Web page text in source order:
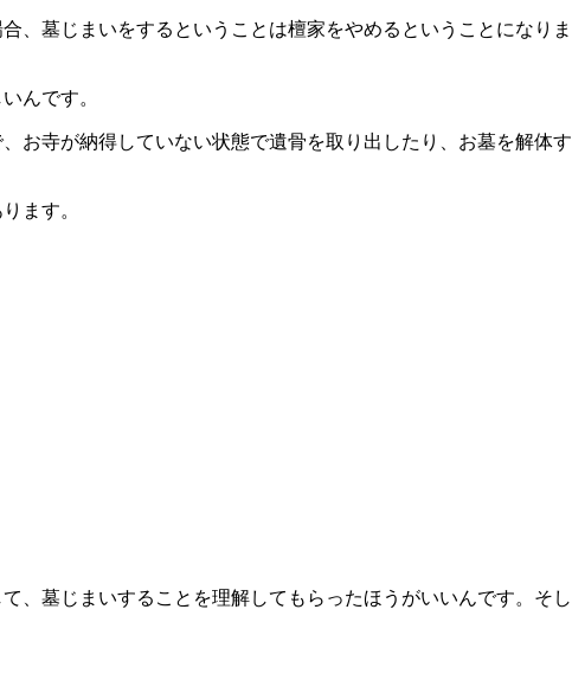
、墓じまいをするということは檀家をやめるということになりま
んです。
お寺が納得していない状態で遺骨を取り出したり、お墓を解体す
ます。
、墓じまいすることを理解してもらったほうがいいんです。そし